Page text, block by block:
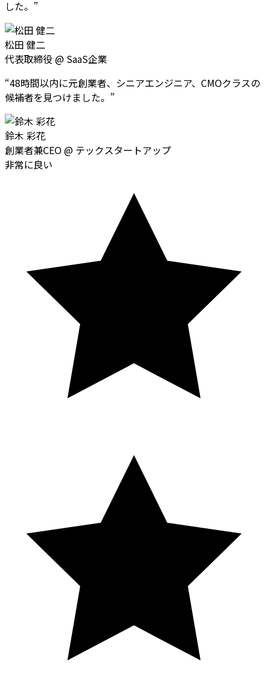
した。 ”
松田 健二
代表取締役 @ SaaS企業
“48時間以内に元創業者、シニアエンジニア、CMOクラスの
候補者を見つけました。 ”
鈴木 彩花
創業者兼CEO@ テックスタートアップ
非常に良い